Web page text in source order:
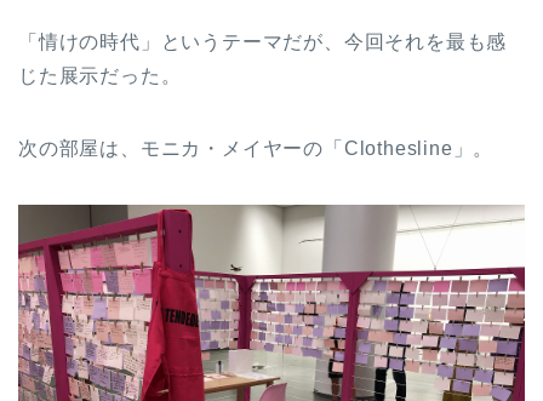
「情けの時代」というテーマだが、今回それを最も感
じた展示だった。
次の部屋は、モニカ・メイヤーの「Clothesline」。